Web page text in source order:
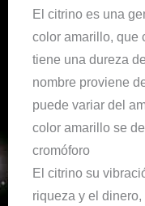
El citrino es una
color amarillo, que
tiene una dureza
nombre proviene
puede variar del
color amarillo se
cromóforo
El citrino su
riqueza y el